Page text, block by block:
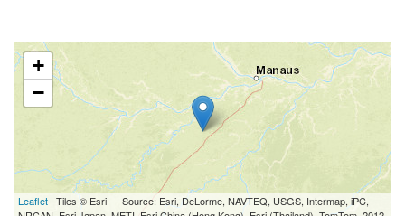
+
−
Leaflet | Tiles © Esri — Source: Esri, DeLorme, NAVTEQ, USGS, Intermap, iPC,